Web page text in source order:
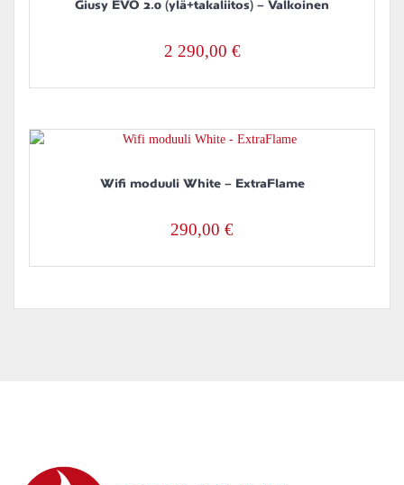
Giusy EVO 2.0 (ylä+takaliitos) – Valkoinen
2 290,00 €
Wifi moduuli White – ExtraFlame
290,00 €